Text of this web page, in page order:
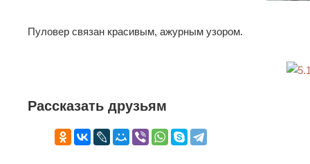
Пуловер связан красивым, ажурным узором.
Рассказать друзьям